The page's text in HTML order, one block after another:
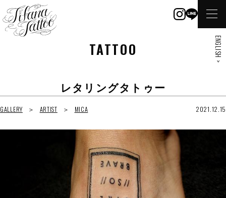
TATTOO
レタリングタトゥー
GALLERY ARTIST MICA 2021.12.15
ENGLISH >